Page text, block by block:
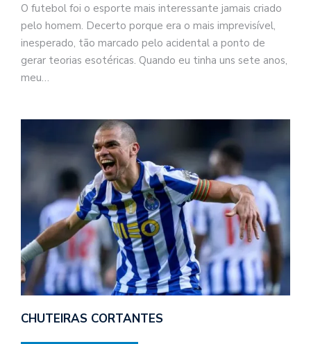
O futebol foi o esporte mais interessante jamais criado
pelo homem. Decerto porque era o mais imprevisível,
inesperado, tão marcado pelo acidental a ponto de
gerar teorias esotéricas. Quando eu tinha uns sete anos,
meu…
CHUTEIRAS CORTANTES